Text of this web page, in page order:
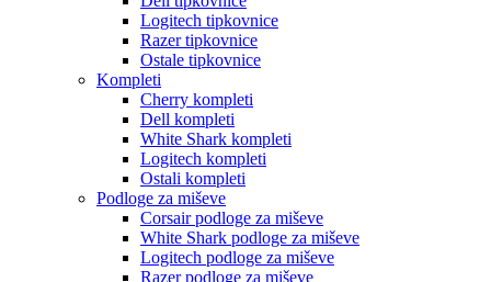
Logitech tipkovnice
Razer tipkovnice
Ostale tipkovnice
Kompleti
Cherry kompleti
Dell kompleti
White Shark kompleti
Logitech kompleti
Ostali kompleti
Podloge za miševe
Corsair podloge za miševe
White Shark podloge za miševe
Logitech podloge za miševe
Razer podloge za miševe